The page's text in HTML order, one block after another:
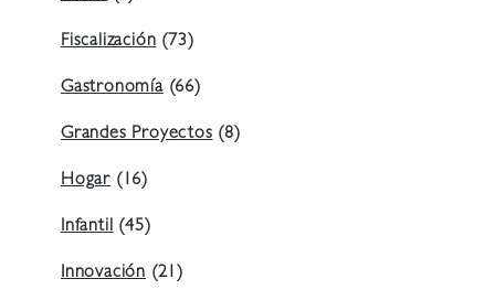
Fiscalización(73)
Gastronomía(66)
Grandes Proyectos(8)
Hogar (16)
Infantil(45)
Innovación (21)